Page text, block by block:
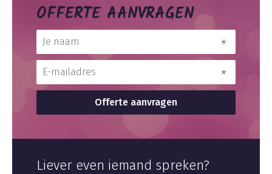
OFFERTE AANVRAGEN
Liever even iemand spreken?